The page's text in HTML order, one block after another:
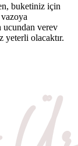
buketiniz için
ucundan verev
yeterli olacaktır.